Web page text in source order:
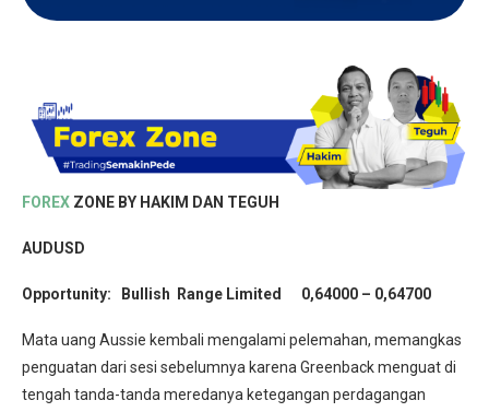
FOREX ZONE BY HAKIM DAN TEGUH
AUDUSD
Opportunity: Bullish Range Limited 0,64000 – 0,64700
Mata uang Aussie kembali mengalami pelemahan, memangkas
penguatan dari sesi sebelumnya karena Greenback menguat di
tengah tanda-tanda meredanya ketegangan perdagangan